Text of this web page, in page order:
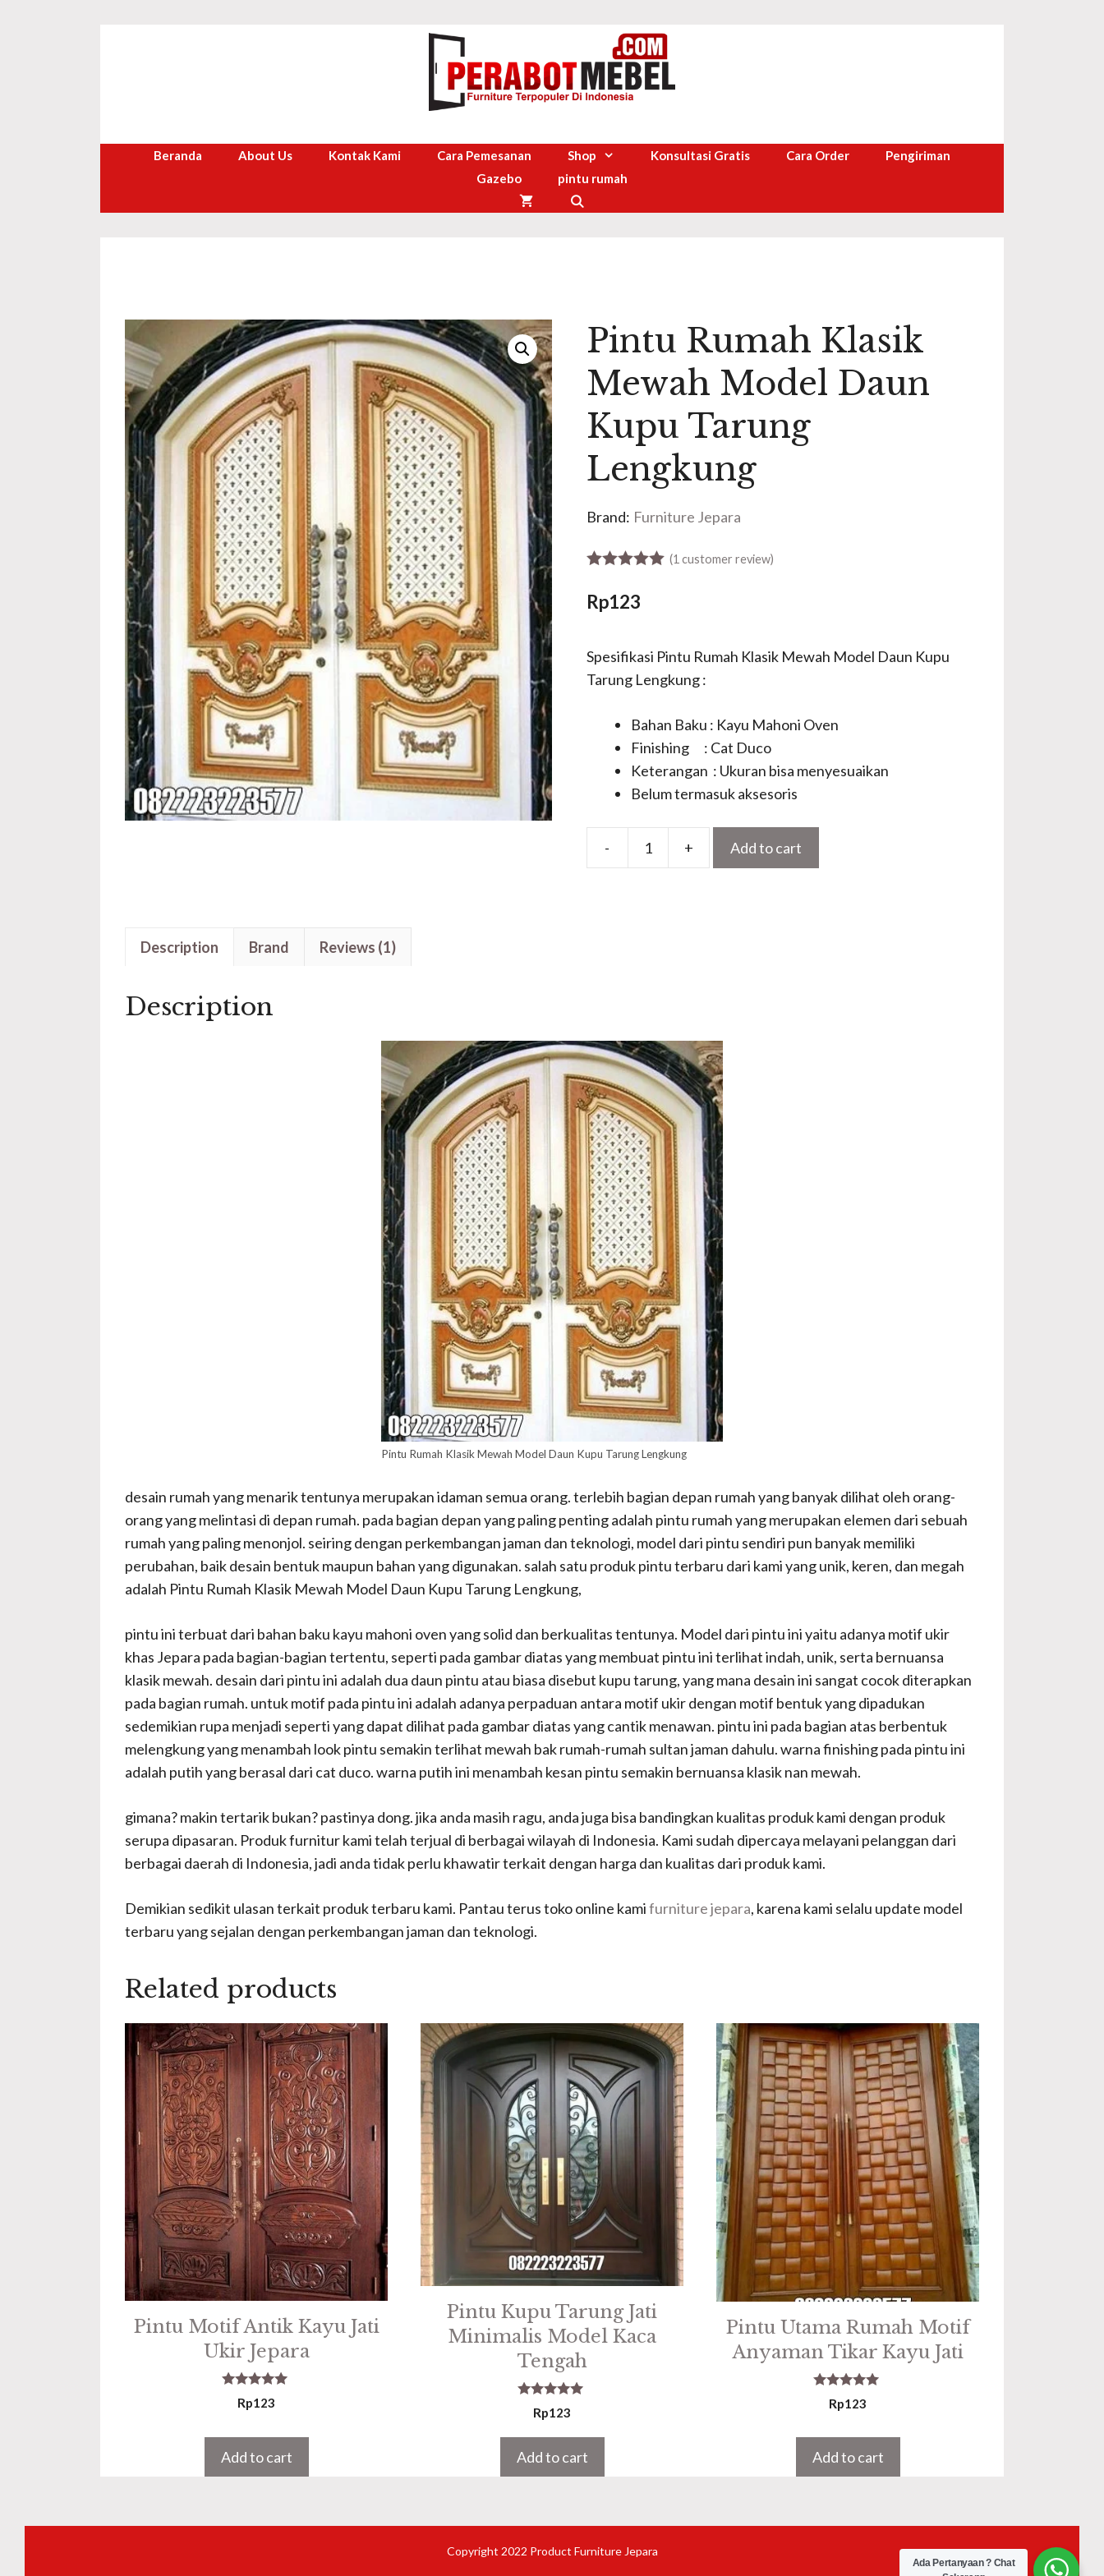
Beranda About Us Kontak Kami Cara Pemesanan Shop Konsultasi Gratis Cara Order
Pengiriman
Gazebo
pintu rumah
Pintu Rumah Klasik
Mewah Model Daun
Kupu Tarung
Lengkung
Brand: Furniture Jepara
(1 customer review)
Rp123
Spesifikasi Pintu Rumah Klasik Mewah Model Daun Kupu
Tarung Lengkung :
Bahan Baku : Kayu Mahoni Oven
Finishing : Cat Duco
Keterangan : Ukuran bisa menyesuaikan
Belum termasuk aksesoris
-
Lengkung
quantity
+ Add to cart
Description Brand Reviews (1)
Description
Pintu Rumah Klasik Mewah Model Daun Kupu Tarung Lengkung
desain rumah yang menarik tentunya merupakan idaman semua orang. terlebih bagian depan rumah yang banyak dilihat oleh orang-
orang yang melintasi di depan rumah. pada bagian depan yang paling penting adalah pintu rumah yang merupakan elemen dari sebuah
rumah yang paling menonjol. seiring dengan perkembangan jaman dan teknologi, model dari pintu sendiri pun banyak memiliki
perubahan, baik desain bentuk maupun bahan yang digunakan. salah satu produk pintu terbaru dari kami yang unik, keren, dan megah
adalah Pintu Rumah Klasik Mewah Model Daun Kupu Tarung Lengkung,
pintu ini terbuat dari bahan baku kayu mahoni oven yang solid dan berkualitas tentunya. Model dari pintu ini yaitu adanya motif ukir
khas Jepara pada bagian-bagian tertentu, seperti pada gambar diatas yang membuat pintu ini terlihat indah, unik, serta bernuansa
klasik mewah. desain dari pintu ini adalah dua daun pintu atau biasa disebut kupu tarung, yang mana desain ini sangat cocok diterapkan
pada bagian rumah. untuk motif pada pintu ini adalah adanya perpaduan antara motif ukir dengan motif bentuk yang dipadukan
sedemikian rupa menjadi seperti yang dapat dilihat pada gambar diatas yang cantik menawan. pintu ini pada bagian atas berbentuk
melengkung yang menambah look pintu semakin terlihat mewah bak rumah-rumah sultan jaman dahulu. warna finishing pada pintu ini
adalah putih yang berasal dari cat duco. warna putih ini menambah kesan pintu semakin bernuansa klasik nan mewah.
gimana? makin tertarik bukan? pastinya dong. jika anda masih ragu, anda juga bisa bandingkan kualitas produk kami dengan produk
serupa dipasaran. Produk furnitur kami telah terjual di berbagai wilayah di Indonesia. Kami sudah dipercaya melayani pelanggan dari
berbagai daerah di Indonesia, jadi anda tidak perlu khawatir terkait dengan harga dan kualitas dari produk kami.
Demikian sedikit ulasan terkait produk terbaru kami. Pantau terus toko online kamifurniture jepara, karena kami selalu update model
terbaru yang sejalan dengan perkembangan jaman dan teknologi.
Related products
Pintu Motif Antik Kayu Jati
Ukir Jepara
5.00
out of 5
Rp123
Add to cart
Pintu Kupu Tarung Jati
Minimalis Model Kaca
Tengah
5.00
out of 5
Rp123
Add to cart
Pintu Utama Rumah Motif
Anyaman Tikar Kayu Jati
5.00
out of 5
Rp123
Add to cart
Copyright 2022 Product Furniture Jepara
Ada Pertanyaan ? Chat